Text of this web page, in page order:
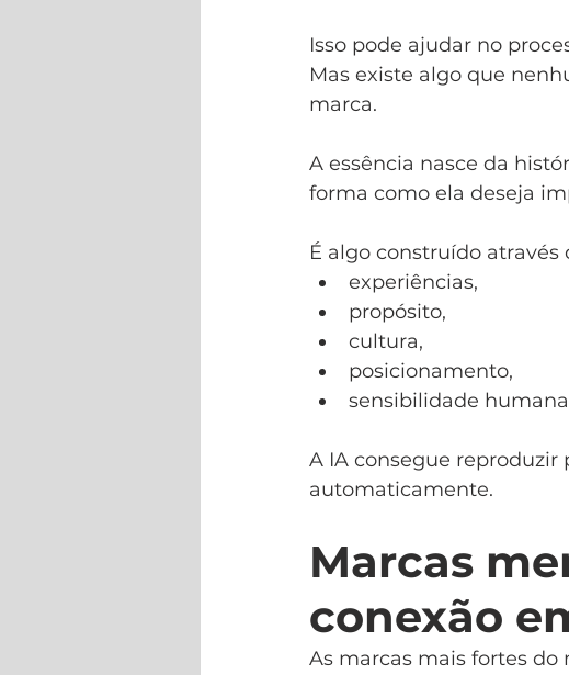
Isso pode ajudar no
Mas existe algo que
marca.
A essência nasce da
forma como ela deseja
É algo construído através
experiências,
propósito,
cultura,
posicionamento,
sensibilidade
A IA consegue reproduzir
automaticamente.
Marcas
conexão
As marcas mais fortes